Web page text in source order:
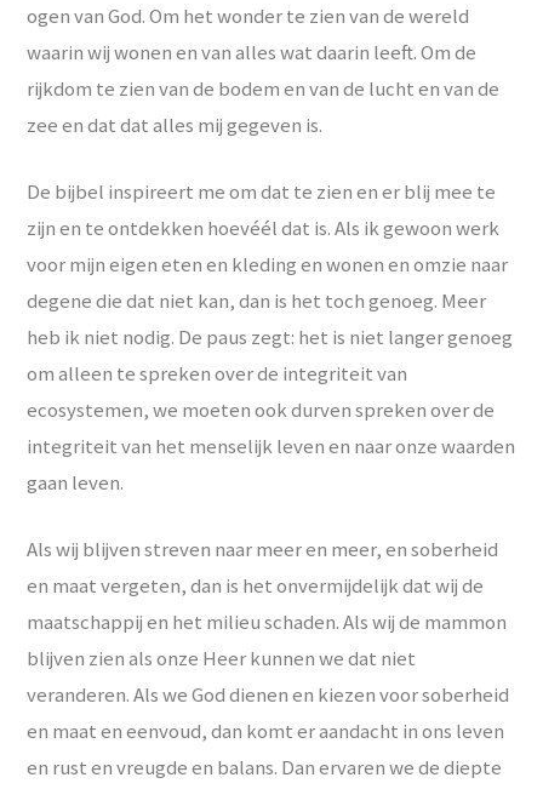
ogen van God. Om het wonder te zien van de wereld
waarin wij wonen en van alles wat daarin leeft. Om de
rijkdom te zien van de bodem en van de lucht en van de
zee en dat dat alles mij gegeven is.
De bijbel inspireert me om dat te zien en er blij mee te
zijn en te ontdekken hoevéél dat is. Als ik gewoon werk
voor mijn eigen eten en kleding en wonen en omzie naar
degene die dat niet kan, dan is het toch genoeg. Meer
heb ik niet nodig. De paus zegt: het is niet langer genoeg
om alleen te spreken over de integriteit van
ecosystemen, we moeten ook durven spreken over de
integriteit van het menselijk leven en naar onze waarden
gaan leven.
Als wij blijven streven naar meer en meer, en soberheid
en maat vergeten, dan is het onvermijdelijk dat wij de
maatschappij en het milieu schaden. Als wij de mammon
blijven zien als onze Heer kunnen we dat niet
veranderen. Als we God dienen en kiezen voor soberheid
en maat en eenvoud, dan komt er aandacht in ons leven
en rust en vreugde en balans. Dan ervaren we de diepte